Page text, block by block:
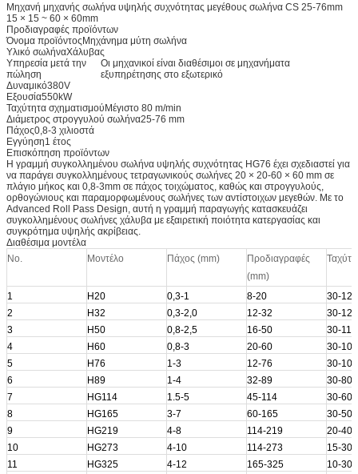
Μηχανή μηχανής σωλήνα υψηλής συχνότητας μεγέθους σωλήνα CS 25-76mm
15 × 15 ~ 60 × 60mm
Προδιαγραφές προϊόντων
Όνομα προϊόντοςΜηχάνημα μύτη σωλήνα
Υλικό σωλήναΧάλυβας
Υπηρεσία μετά την
πώληση
Οι μηχανικοί είναι διαθέσιμοι σε μηχανήματα
εξυπηρέτησης στο εξωτερικό
Δυναμικό380V
Εξουσία550kW
Ταχύτητα σχηματισμούΜέγιστο 80 m/min
Διάμετρος στρογγυλού σωλήνα25-76 mm
Πάχος0,8-3 χιλιοστά
Εγγύηση1 έτος
Επισκόπηση προϊόντων
Η γραμμή συγκολλημένου σωλήνα υψηλής συχνότητας HG76 έχει σχεδιαστεί για
να παράγει συγκολλημένους τετραγωνικούς σωλήνες 20 × 20-60 × 60 mm σε
πλάγιο μήκος και 0,8-3mm σε πάχος τοιχώματος, καθώς και στρογγυλούς,
ορθογώνιους και παραμορφωμένους σωλήνες των αντίστοιχων μεγεθών. Με το
Advanced Roll Pass Design, αυτή η γραμμή παραγωγής κατασκευάζει
συγκολλημένους σωλήνες χάλυβα με εξαιρετική ποιότητα κατεργασίας και
συγκρότημα υψηλής ακρίβειας.
Διαθέσιμα μοντέλα
Νο.
Μοντέλο Πάχος (mm)
Προδιαγραφές
(mm)
1 Η20 0,3-1 8-20
30-120
2
H32 0,3-2,0 12-32
30-120
3
Η50 0,8-2,5 16-50
30-110
4
H60 0,8-3 20-60
30-100
5
H76 1-3 12-76
30-100
6
H89 1-4 32-89
30-80
7
HG114 1.5-5 45-114
30-60
8
HG165 3-7 60-165
30-50
9
HG219 4-8 114-219
20-40
10
HG273 4-10 114-273
15-30
11
HG325 4-12 165-325
10-30